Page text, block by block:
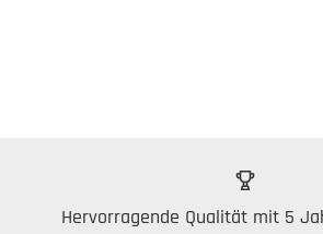
Hervorragende Qualität mit 5